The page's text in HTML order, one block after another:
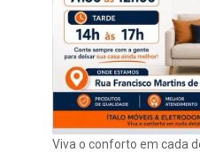
Viva o conforto em cada